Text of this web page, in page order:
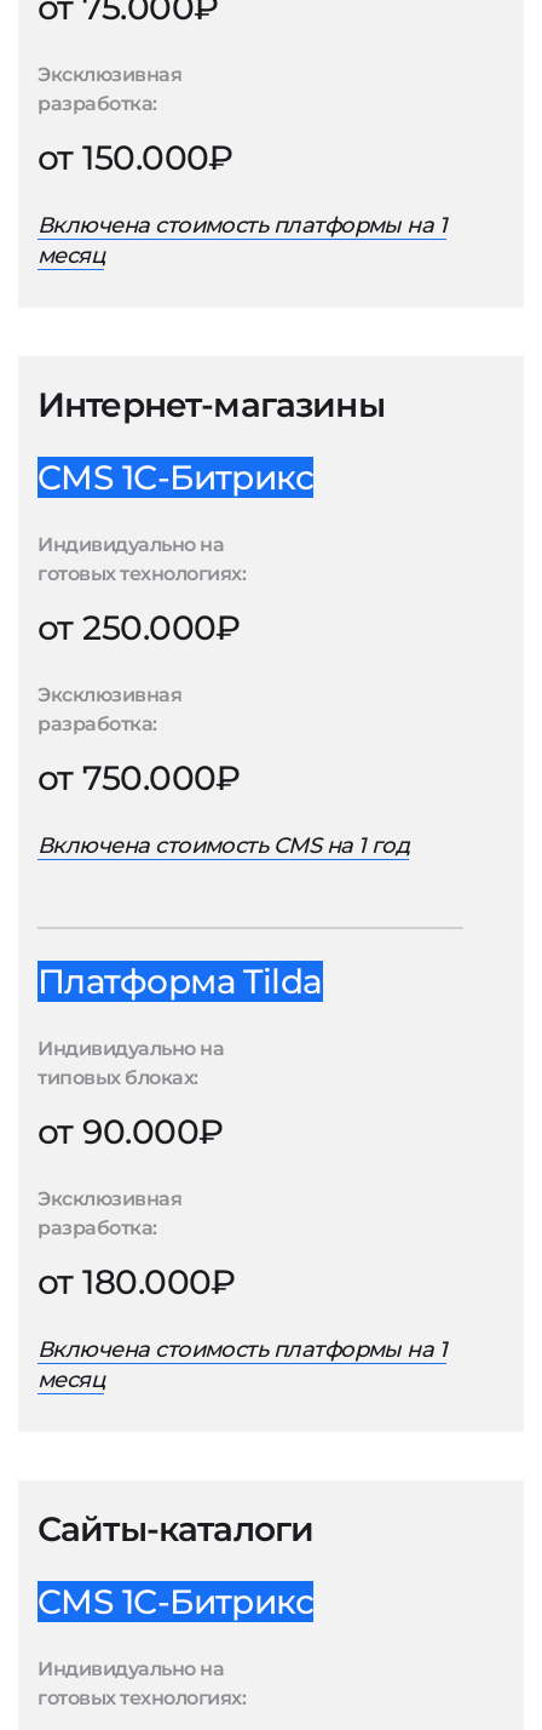
Эксклюзивная
разработка:
от 150.000₽
Включена стоимость платформы на 1
месяц
Интернет-магазины
CMS 1С-Битрикс
Индивидуально на
готовых технологиях:
от 250.000₽
Эксклюзивная
разработка:
от 750.000₽
Включена стоимость CMS на 1 год
Платформа Tilda
Индивидуально на
типовых блоках:
от 90.000₽
Эксклюзивная
разработка:
от 180.000₽
Включена стоимость платформы на 1
месяц
Сайты-каталоги
CMS 1С-Битрикс
Индивидуально на
готовых технологиях: